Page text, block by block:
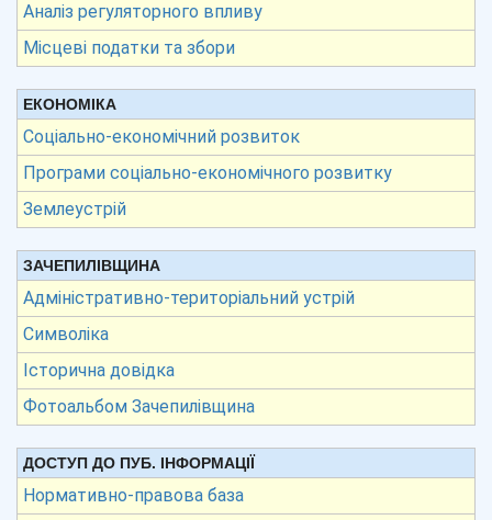
Аналіз регуляторного впливу
Місцеві податки та збори
ЕКОНОМІКА
Соціально-економічний розвиток
Програми соціально-економічного розвитку
Землеустрій
ЗАЧЕПИЛІВЩИНА
Адміністративно-територіальний устрій
Символіка
Історична довідка
Фотоальбом Зачепилівщина
ДОСТУП ДО ПУБ. ІНФОРМАЦІЇ
Нормативно-правова база